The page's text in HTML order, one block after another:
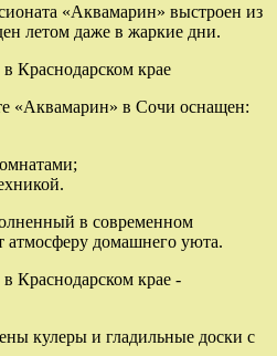
«Аквамарин» выстроен из
летом даже в жаркие дни.
«Аквамарин» в Сочи оснащен:
в современном
атмосферу домашнего уюта.
кулеры и гладильные доски с